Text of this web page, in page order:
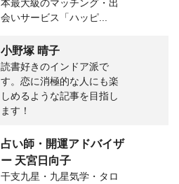
本最大級のマッチング・出
会いサービス「ハッピ...
小野塚 晴子
読書好きのインドア派で
す。恋に消極的な人にも楽
しめるような記事を目指し
ます！
占い師・開運アドバイザ
ー 天宮日向子
干支九星・九星気学・タロ